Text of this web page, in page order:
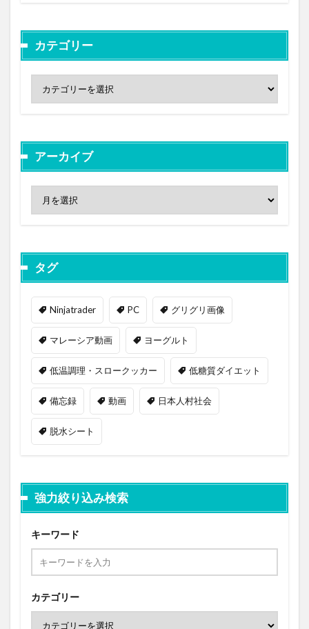
カテゴリー
アーカイブ
タグ
Ninjatrader PC グリグリ画像
マレーシア動画 ヨーグルト
低温調理・スロークッカー 低糖質ダイエット
備忘録 動画 日本人村社会
脱水シート
強力絞り込み検索
キーワード
カテゴリー